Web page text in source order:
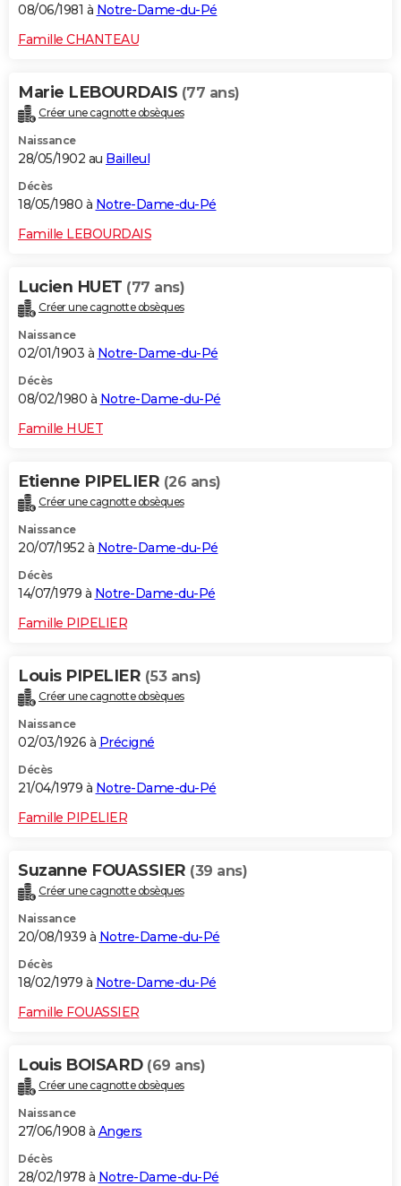
08/06/1981 à Notre-Dame-du-Pé
Famille CHANTEAU
Marie LEBOURDAIS (77 ans)
Créer une cagnotte obsèques
Naissance
28/05/1902 au Bailleul
Décès
18/05/1980 à Notre-Dame-du-Pé
Famille LEBOURDAIS
Lucien HUET (77 ans)
Créer une cagnotte obsèques
Naissance
02/01/1903 à Notre-Dame-du-Pé
Décès
08/02/1980 à Notre-Dame-du-Pé
Famille HUET
Etienne PIPELIER (26 ans)
Créer une cagnotte obsèques
Naissance
20/07/1952 à Notre-Dame-du-Pé
Décès
14/07/1979 à Notre-Dame-du-Pé
Famille PIPELIER
Louis PIPELIER (53 ans)
Créer une cagnotte obsèques
Naissance
02/03/1926 à Précigné
Décès
21/04/1979 à Notre-Dame-du-Pé
Famille PIPELIER
Suzanne FOUASSIER (39 ans)
Créer une cagnotte obsèques
Naissance
20/08/1939 à Notre-Dame-du-Pé
Décès
18/02/1979 à Notre-Dame-du-Pé
Famille FOUASSIER
Louis BOISARD (69 ans)
Créer une cagnotte obsèques
Naissance
27/06/1908 à Angers
Décès
28/02/1978 à Notre-Dame-du-Pé